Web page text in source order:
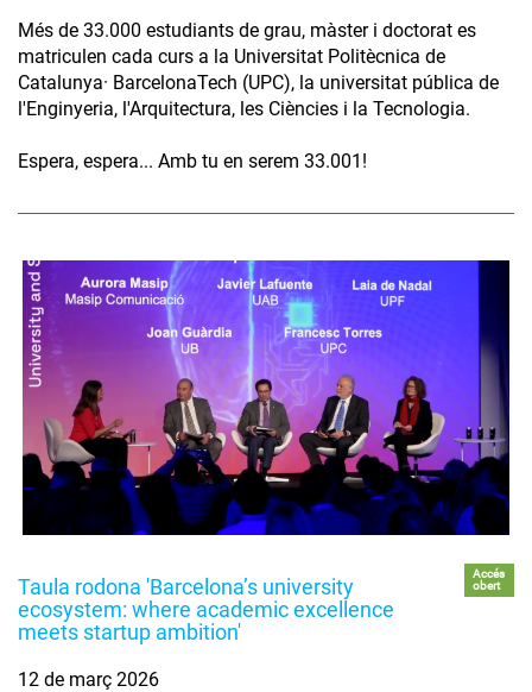
Més de 33.000 estudiants de grau, màster i doctorat es
matriculen cada curs a la Universitat Politècnica de
Catalunya· BarcelonaTech (UPC), la universitat pública de
l'Enginyeria, l'Arquitectura, les Ciències i la Tecnologia.
Espera, espera... Amb tu en serem 33.001!
Taula rodona 'Barcelona’s university
ecosystem: where academic excellence
meets startup ambition'
Accés
obert
12 de març 2026